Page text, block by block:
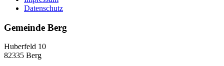
Datenschutz
Gemeinde Berg
Huberfeld 10
82335 Berg